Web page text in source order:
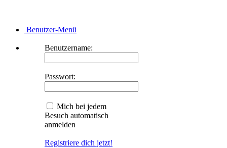
Benutzer-Menü
Benutzername:
Passwort:
Mich bei jedem
Besuch automatisch
anmelden
Registriere dich jetzt!